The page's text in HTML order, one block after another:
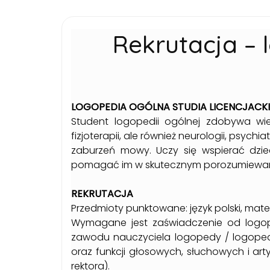
Rekrutacja –
LOGOPEDIA OGÓLNA STUDIA
Student logopedii ogólnej zdobywa
fizjoterapii, ale również neurologii,
zaburzeń mowy. Uczy się wspierać
pomagać im w skutecznym
REKRUTACJA
Przedmioty punktowane: język polski,
Wymagane jest zaświadczenie od
zawodu nauczyciela logopedy /
oraz funkcji głosowych, słuchowych i
rektora).